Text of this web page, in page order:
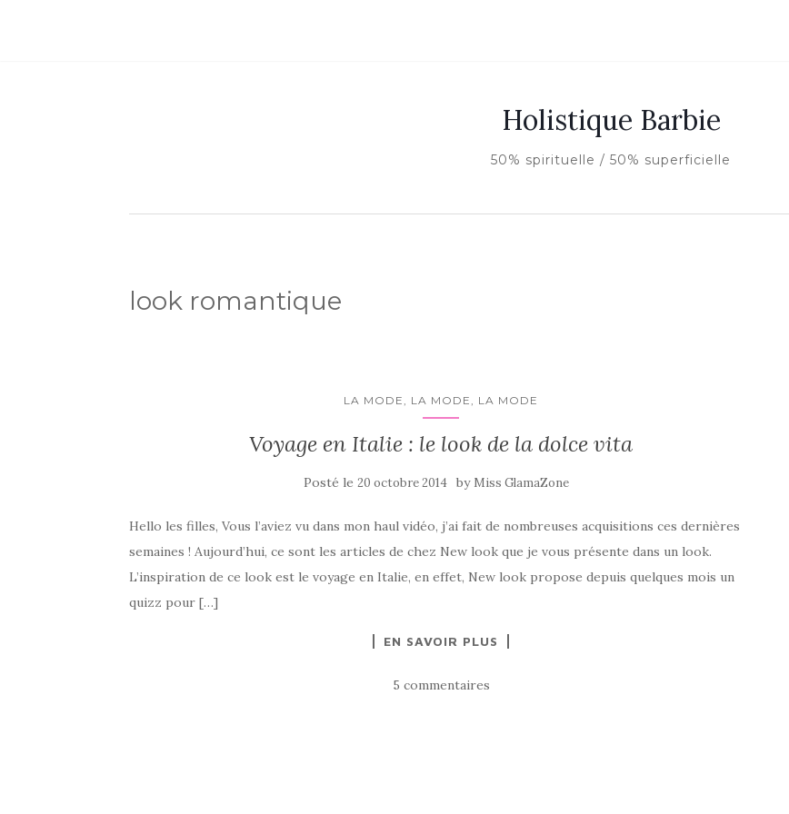
Holistique Barbie
50% spirituelle / 50% superficielle
look romantique
LA MODE, LA MODE, LA MODE
Voyage en Italie : le look de la dolce vita
Posté le20 octobre 2014 by Miss GlamaZone
Hello les filles, Vous l’aviez vu dans mon haul vidéo, j’ai fait de nombreuses acquisitions ces dernières
semaines ! Aujourd’hui, ce sont les articles de chez New look que je vous présente dans un look.
L’inspiration de ce look est le voyage en Italie, en effet, New look propose depuis quelques mois un
quizz pour […]
EN SAVOIR PLUS
5 commentaires